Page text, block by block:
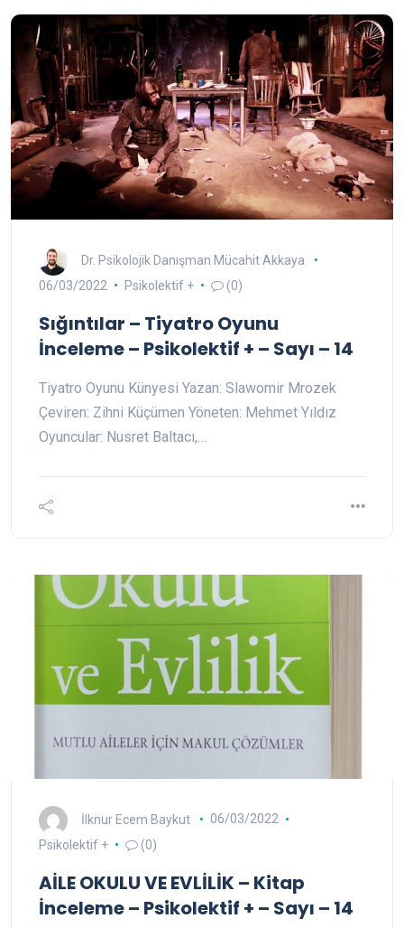
Dr. Psikolojik Danışman Mücahit Akkaya
06/03/2022
Psikolektif + (0)
Sığıntılar – Tiyatro Oyunu
İnceleme – Psikolektif + – Sayı – 14
Tiyatro Oyunu Künyesi Yazan: Slawomir Mrozek
Çeviren: Zihni Küçümen Yöneten: Mehmet Yıldız
Oyuncular: Nusret Baltacı,…
İlknur Ecem Baykut
06/03/2022
Psikolektif +
(0)
AİLE OKULU VE EVLİLİK – Kitap
İnceleme – Psikolektif + – Sayı – 14